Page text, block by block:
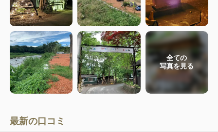
全ての
写真を見る
最新の口コミ